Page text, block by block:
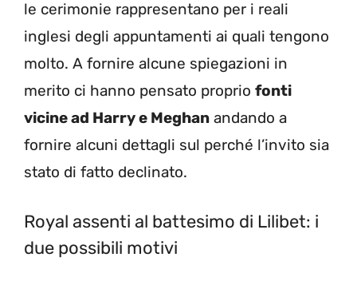
le cerimonie rappresentano per i reali
inglesi degli appuntamenti ai quali tengono
molto. A fornire alcune spiegazioni in
merito ci hanno pensato proprio fonti
vicine ad Harry e Meghan andando a
fornire alcuni dettagli sul perché l’invito sia
stato di fatto declinato.
Royal assenti al battesimo di Lilibet: i
due possibili motivi